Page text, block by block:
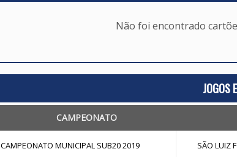
Não foi encontrado
JOGOS
CAMPEONATO
CAMPEONATO MUNICIPAL SUB20 2019 SÃO LUIZ